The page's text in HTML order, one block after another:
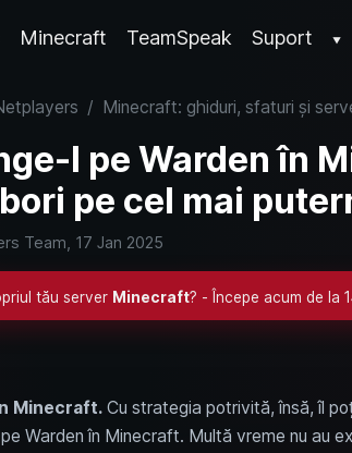
Minecraft TeamSpeak Suport ▼
/ Minecraft: ghiduri, sfaturi și
l pe Warden în
pe cel mai
Team, 17 Jan 2025
tău server Minecraft? - Începe acum de la
Minecraft.Cu strategia potrivită, însă, îl
Warden în Minecraft. Multă vreme nu au